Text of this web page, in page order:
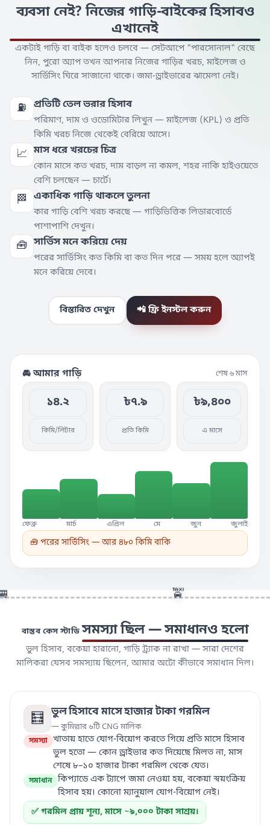
ব্যবসা নেই? নিজের গাড়ি-বাইকের হিসাবও
এখানেই
একটাই গাড়ি বা বাইক হলেও চলবে — সেটআপে "পারসোনাল" বেছে
নিন, পুরো অ্যাপ তখন আপনার নিজের গাড়ির খরচ, মাইলেজ ও
সার্ভিসিং ঘিরে সাজানো থাকে। জমা-ড্রাইভারের ঝামেলা নেই।
⛽ প্রতিটি তেল ভরার হিসাব
পরিমাণ, দাম ও ওডোমিটার লিখুন — মাইলেজ (KPL) ও প্রতি
কিমি খরচ নিজে থেকেই বেরিয়ে আসে।
📈 মাস ধরে খরচের চিত্র
কোন মাসে কত খরচ, দাম বাড়ল না কমল, শহর নাকি হাইওয়েতে
বেশি চলছেন — চার্টে।
🏁 একাধিক গাড়ি থাকলে তুলনা
কার গাড়ি বেশি খরচ করছে — গাড়িভিত্তিক লিডারবোর্ডে
পাশাপাশি দেখুন।
🧰 সার্ভিস মনে করিয়ে দেয়
পরের সার্ভিসিং কত কিমি বা কত দিন পরে — সময় হলে অ্যাপই
মনে করিয়ে দেবে।
বিস্তারিত দেখুন 📲 ফ্রি ইনস্টল করুন
🚘 আমার গাড়ি শেষ ৬ মাস
১৪.২
কিমি/লিটার
৳৭.৯
প্রতি কিমি
৳৯,৪০০
এ মাসে
ফেব্রু মার্চ এপ্রিল মে জুন জুলাই
🧰 পরের সার্ভিসিং — আর ৪৮০ কিমি বাকি
🚖
🚌
বাস্তব কেস স্টাডি সমস্যা ছিল — সমাধানও হলো
ভুল হিসাব, বকেয়া হারানো, গাড়ি ট্র্যাক না রাখা — সারা দেশের
মালিকরা যেসব সমস্যায় ছিলেন, আমার অটো কীভাবে সমাধান দিল।
🧮 ভুল হিসাবে মাসে হাজার টাকা গরমিল
— কুমিল্লার ৬টি CNG মালিক
সমস্যা খাতায় হাতে যোগ-বিয়োগ করতে গিয়ে প্রতি মাসে হিসাব
ভুল হতো — কোন ড্রাইভার কত দিয়েছে মিলত না, মাস
শেষে ৮–১০ হাজার টাকা গরমিল থেকে যেত।
সমাধান কিপ্যাডে এক ট্যাপে জমা নেওয়া হয়, বকেয়া স্বয়ংক্রিয়
হিসাব হয়। কোনো ম্যানুয়াল যোগ-বিয়োগ নেই।
✅ গরমিল প্রায় শূন্য, মাসে ~৯,০০০ টাকা সাশ্রয়।